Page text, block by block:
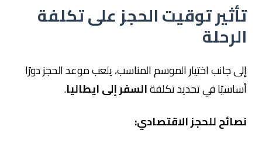
تأثير توقيت الحجز على تكلفة
الرحلة
إلى جانب اختيار الموسم المناسب، يلعب موعد الحجز دورًا
أساسيًا في تحديد تكلفةالسفر إلى ايطاليا.
نصائح للحجز الاقتصادي: